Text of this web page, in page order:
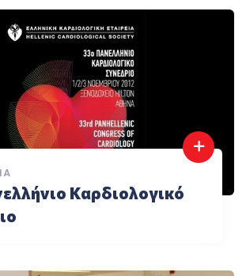
Καρδιολογικό